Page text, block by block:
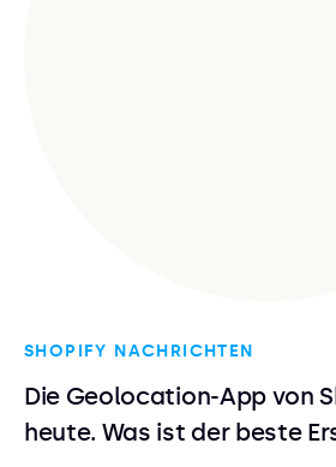
SHOPIFY NACHRICHTEN
Die Geolocation-App von
heute. Was ist der beste